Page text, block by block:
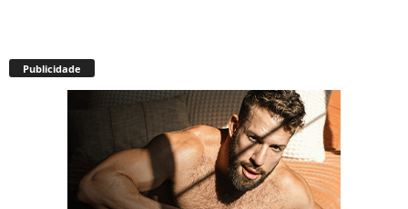
superior à real, aponta
relatório internacional
Publicidade